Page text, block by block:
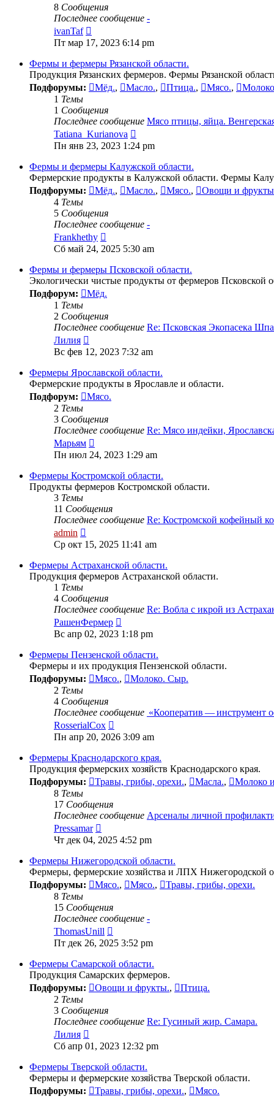
8 Сообщения
Последнее сообщение -
ivanTaf
к
сообщению
Пт мар 17, 2023 6:14 pm
Фермы и фермеры Рязанской области.
Продукция Рязанских фермеров. Фермы Рязанской
Подфорумы:
Мёд., Масло., Птица., Мясо.,
1 Темы
1 Сообщения
Последнее сообщение Мясо птицы, яйца.
Tatiana_Kurianova
к
последнему
сообщению
Пн янв 23, 2023 1:24 pm
Фермы и фермеры Калужской области.
Фермерские продукты в Калужской области. Фермы
Подфорумы:
Мёд., Масло., Мясо.,
Овощи и
4 Темы
5 Сообщения
Последнее сообщение -
Frankhethy
к
сообщению
Сб май 24, 2025 5:30 am
Фермы и фермеры Псковской области.
Экологически чистые продукты от фермеров Псковской
Подфорум:
Мёд.
1 Темы
2 Сообщения
Последнее сообщение Re: Псковская Экопасека
Лилия
к
сообщению
Вс фев 12, 2023 7:32 am
Фермеры Ярославской области.
Фермерские продукты в Ярославле и области.
Подфорум:
Мясо.
2 Темы
3 Сообщения
Последнее сообщение Re: Мясо индейки,
Марьям
к
сообщению
Пн июл 24, 2023 1:29 am
Фермеры Костромской области.
Продукты фермеров Костромской области.
3 Темы
11 Сообщения
Последнее сообщение Re: Костромской кофейный
admin
к
сообщению
Ср окт 15, 2025 11:41 am
Фермеры Астраханской области.
Продукция фермеров Астраханской области.
1 Темы
4 Сообщения
Последнее сообщение Re: Вобла с икрой из
РашенФермер
к
последнему
сообщению
Вс апр 02, 2023 1:18 pm
Фермеры Пензенской области.
Фермеры и их продукция Пензенской области.
Подфорумы:
Мясо.,
Молоко. Сыр.
2 Темы
4 Сообщения
Последнее сообщение «Кооператив — инструмент
RosserialCox
к
сообщению
Пн апр 20, 2026 3:09 am
Фермеры Краснодарского края.
Продукция фермерских хозяйств Краснодарского края.
Подфорумы:
Травы, грибы, орехи., Масла., Молоко
8 Темы
17 Сообщения
Последнее сообщение Арсеналы личной
Pressamar
к
последнему
сообщению
Чт дек 04, 2025 4:52 pm
Фермеры Нижегородской области.
Фермеры, фермерские хозяйства и ЛПХ Нижегородской
Подфорумы:
Мясо., Мясо.,
Травы, грибы, орехи.
8 Темы
15 Сообщения
Последнее сообщение -
ThomasUnill
к
последнему
сообщению
Пт дек 26, 2025 3:52 pm
Фермеры Самарской области.
Продукция Самарских фермеров.
Подфорумы:
Овощи и фрукты.,
Птица.
2 Темы
3 Сообщения
Последнее сообщение Re: Гусиный жир. Самара.
Лилия
к
сообщению
Сб апр 01, 2023 12:32 pm
Фермеры Тверской области.
Фермеры и фермерские хозяйства Тверской области.
Подфорумы:
Травы, грибы, орехи.,
Мясо.